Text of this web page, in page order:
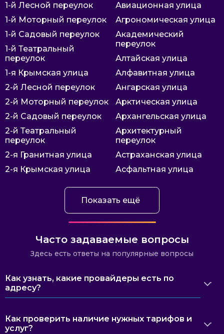
1-й Лесной переулок
1-й Моторный переулок
1-й Садовый переулок
1-й Театральный
переулок
1-я Крымская улица
2-й Лесной переулок
2-й Моторный переулок
2-й Садовый переулок
2-й Театральный
переулок
2-я Гранитная улица
2-я Крымская улица
Авиационная улица
Агрономическая улица
Академический
переулок
Алтайская улица
Алфавитная улица
Ангарская улица
Арктическая улица
Архангельская улица
Архитектурный
переулок
Астраханская улица
Асфальтная улица
Показать ещё
Часто задаваемые вопросы
Здесь есть ответы на популярные вопросы
Как узнать, какие провайдеры есть по
адресу?
Как проверить наличие нужных тарифов и
услуг?